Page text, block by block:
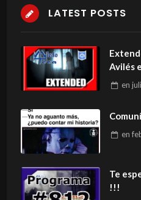
LATEST POSTS
Avilés
2017en
en
Te
!!!